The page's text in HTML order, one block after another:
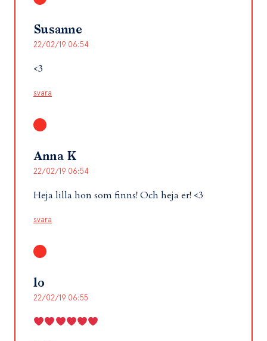
Susanne
22/02/19 06:54
<3
svara
Anna K
22/02/19 06:54
Heja lilla hon som finns! Och heja er! <3
svara
lo
22/02/19 06:55